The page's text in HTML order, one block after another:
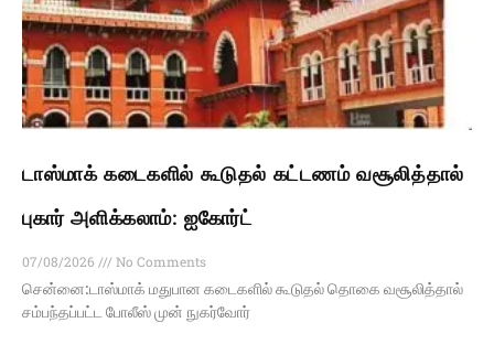
டாஸ்மாக் கடைகளில் கூடுதல் கட்டணம் வசூலித்தால்
புகார் அளிக்கலாம்: ஐகோர்ட்
07/08/2026
No Comments
சென்னை:டாஸ்மாக் மதுபான கடைகளில் கூடுதல் தொகை வசூலித்தால்
சம்பந்தப்பட்ட போலீஸ் முன் நுகர்வோர்